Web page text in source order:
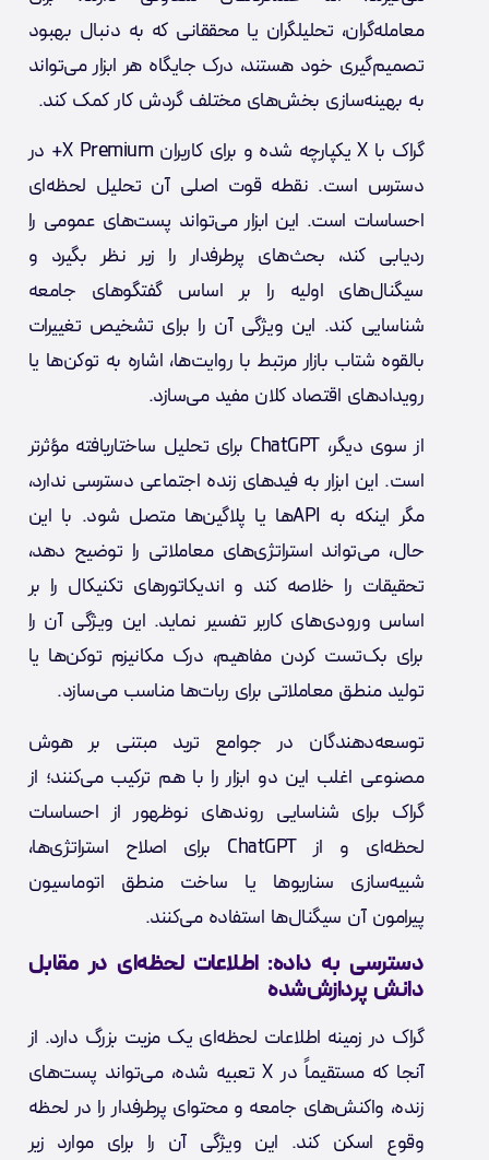
معامله‌گران، تحلیلگران یا محققانی که به دنبال بهبود
تصمیم‌گیری خود هستند، درک جایگاه هر ابزار می‌تواند
به بهینه‌سازی بخش‌های مختلف گردش کار کمک کند.
گراک با X یکپارچه شده و برای کاربران X Premium+ در
دسترس است. نقطه قوت اصلی آن تحلیل لحظه‌ای
احساسات است. این ابزار می‌تواند پست‌های عمومی را
ردیابی کند، بحث‌های پرطرفدار را زیر نظر بگیرد و
سیگنال‌های اولیه را بر اساس گفتگوهای جامعه
شناسایی کند. این ویژگی آن را برای تشخیص تغییرات
بالقوه شتاب بازار مرتبط با روایت‌ها، اشاره به توکن‌ها یا
رویدادهای اقتصاد کلان مفید می‌سازد.
از سوی دیگر، ChatGPT برای تحلیل ساختاریافته مؤثرتر
است. این ابزار به فیدهای زنده اجتماعی دسترسی ندارد،
مگر اینکه به APIها یا پلاگین‌ها متصل شود. با این
حال، می‌تواند استراتژی‌های معاملاتی را توضیح دهد،
تحقیقات را خلاصه کند و اندیکاتورهای تکنیکال را بر
اساس ورودی‌های کاربر تفسیر نماید. این ویژگی آن را
برای بک‌تست کردن مفاهیم، درک مکانیزم توکن‌ها یا
تولید منطق معاملاتی برای ربات‌ها مناسب می‌سازد.
توسعه‌دهندگان در جوامع ترید مبتنی بر هوش
مصنوعی اغلب این دو ابزار را با هم ترکیب می‌کنند؛ از
گراک برای شناسایی روندهای نوظهور از احساسات
لحظه‌ای و از ChatGPT برای اصلاح استراتژی‌ها،
شبیه‌سازی سناریوها یا ساخت منطق اتوماسیون
پیرامون آن سیگنال‌ها استفاده می‌کنند.
دسترسی به داده: اطلاعات لحظه‌ای در مقابل
دانش پردازش‌شده
گراک در زمینه اطلاعات لحظه‌ای یک مزیت بزرگ دارد. از
آنجا که مستقیماً در X تعبیه شده، می‌تواند پست‌های
زنده، واکنش‌های جامعه و محتوای پرطرفدار را در لحظه
وقوع اسکن کند. این ویژگی آن را برای موارد زیر